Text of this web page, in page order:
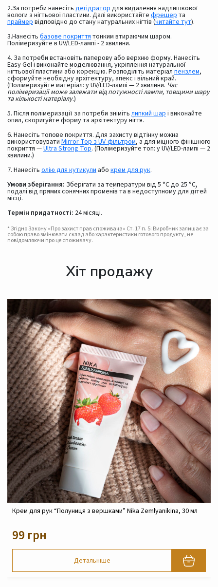
2.За потреби нанесіть дегідратордля видалення надлишкової
вологи з нігтьової пластини. Далі використайте фрешерта
праймервідповідно до стану натуральних нігтів (читайте тут).
3.Нанесіть базове покриттятонким втираючим шаром.
Полімеризуйте в UV/LED-лампі - 2 хвилини.
4. За потреби встановіть паперову або верхню форму. Нанесіть
Easy Gel і виконайте моделювання, укріплення натуральної
нігтьової пластини або корекцію. Розподіліть матеріал пензлем,
сформуйте необхідну архітектуру, апекс і вільний край.
(Полімеризуйте матеріал: у UV/LED-лампі — 2 хвилини. Час
полімеризації може залежати від потужності лампи, товщини шару
та кількості матеріалу.)
5. Після полімеризації за потреби зніміть липкий шарі виконайте
опил, скоригуйте форму та архітектуру нігтя.
6. Нанесіть топове покриття. Для захисту відтінку можна
використовувати Mirror Top з UV-фільтром, а для міцного фінішного
покриття —Ultra Strong Top. (Полімеризуйте топ: у UV/LED-лампі — 2
хвилини.)
7. Нанесіть олію для кутикули або крем для рук.
Умови зберігання: Зберігати за температури від 5 °C до 25 °C,
подалі від прямих сонячних променів та в недоступному для дітей
місці.
Термін придатності: 24 місяці.
* Згідно Закону «Про захист прав споживача» Ст. 17 п. 5: Виробник залишає за
собою право змінювати склад або характеристики готового продукту, не
повідомляючи про це споживачу.
Хіт продажу
Крем реконструюючий живильний для обличчя Nika
820 грн